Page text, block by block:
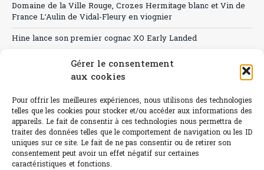
Gérer le consentement
aux cookies
Pour offrir les meilleures expériences, nous utilisons des technologies
telles que les cookies pour stocker et/ou accéder aux informations des
appareils. Le fait de consentir à ces technologies nous permettra de
traiter des données telles que le comportement de navigation ou les ID
uniques sur ce site. Le fait de ne pas consentir ou de retirer son
consentement peut avoir un effet négatif sur certaines
caractéristiques et fonctions.
Domaine de la Ville Rouge, Crozes Hermitage blanc et Vin de
France L’Aulin de Vidal-Fleury en viognier
Hine lance son premier cognac XO Early Landed
Canicule : A quand le CHR à « l’heure espagnole » ?
Sélection de rosés 2026
L'abus d'alcool est dangereux pour la santé.